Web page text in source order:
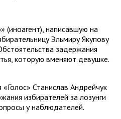
написавшую на
Эльмиру Якупову
задержания
которую вменяют девушке.
Станислав Андрейчук
избирателей за лозунги
у наблюдателей.